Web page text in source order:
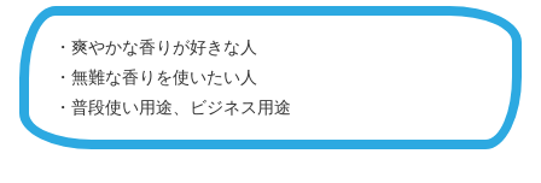
・爽やかな香りが好きな人
・無難な香りを使いたい人
・普段使い用途、ビジネス用途